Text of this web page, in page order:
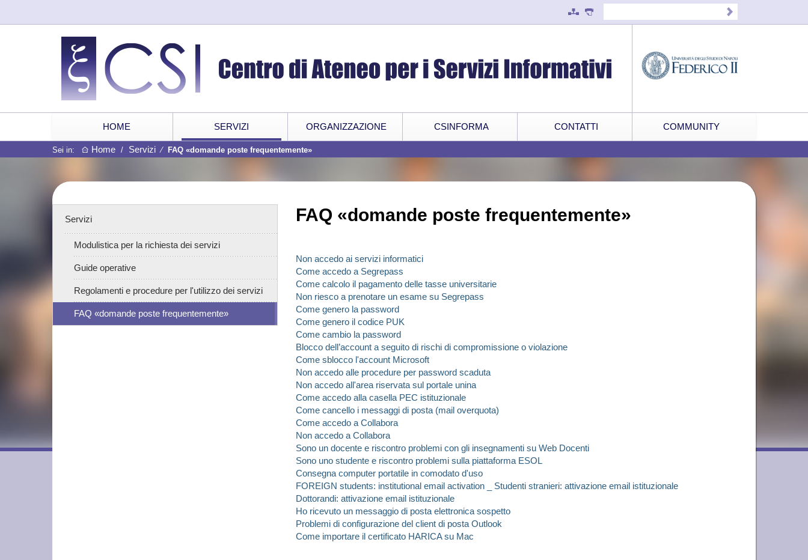
HOME SERVIZI ORGANIZZAZIONE CSINFORMA CONTATTI COMMUNITY
Sei in: Home / Servizi ⁄ FAQ «domande poste frequentemente»
Servizi
Modulistica per la richiesta dei servizi
Guide operative
Regolamenti e procedure per l'utilizzo dei servizi
FAQ «domande poste frequentemente»
FAQ «domande poste frequentemente»
Non accedo ai servizi informatici
Come accedo a Segrepass
Come calcolo il pagamento delle tasse universitarie
Non riesco a prenotare un esame su Segrepass
Come genero la password
Come genero il codice PUK
Come cambio la password
Blocco dell’account a seguito di rischi di compromissione o violazione
Come sblocco l'account Microsoft
Non accedo alle procedure per password scaduta
Non accedo all'area riservata sul portale unina
Come accedo alla casella PEC istituzionale
Come cancello i messaggi di posta (mail overquota)
Come accedo a Collabora
Non accedo a Collabora
Sono un docente e riscontro problemi con gli insegnamenti su Web Docenti
Sono uno studente e riscontro problemi sulla piattaforma ESOL
Consegna computer portatile in comodato d'uso
FOREIGN students: institutional email activation _ Studenti stranieri: attivazione email istituzionale
Dottorandi: attivazione email istituzionale
Ho ricevuto un messaggio di posta elettronica sospetto
Problemi di configurazione del client di posta Outlook
Come importare il certificato HARICA su Mac